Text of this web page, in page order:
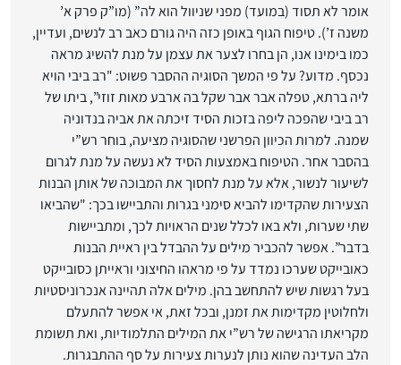
אומר לא תסוד (במועד) מפני שניוול הוא לה” (מו”ק פרק א’
משנה ז’). טיפוח הגוף באופן כזה היה גורם כאב רב לנשים, ועדיין,
כמו בימינו אנו, הן בחרו לצער את עצמן על מנת להשיג מראה
נכסף. מדוע? על פי המשך הסוגיה ההסבר פשוט: "רב ביבי הויא
ליה ברתא, טפלה אבר אבר שקל בה ארבע מאות זוזי”, ביתו של
רב ביבי שהפכה ליפה בזכות הסיד זיכתה את אביה בנדוניה
שמנה. למרות הכיוון הפרשני שהסוגיה מציעה, בוחר רש”י
בהסבר אחר. הטיפוח באמצעות הסיד לא נעשה על מנת לגרום
לשיעור לנשור, אלא על מנת לחסוך את המבוכה של אותן הבנות
הצעירות שהקדימו להביא סימני בגרות והתביישו בכך: "שהביאו
שתי שערות, ולא באו לכלל שנים הראויות לכך, ומתביישות
בדבר”. אפשר להכביר מילים על ההבדל בין ראיית הבנות
כאובייקט שערכו נמדד על פי מראהו החיצוני וראייתן כסובייקט
בעל רגשות שיש להתחשב בהן. מילים אלה תהיינה אנכרוניסטיות
ולחלוטין מקדימות את זמנן, ובכל זאת, אי אפשר להתעלם
מקריאתו הרגישה של רש”י את המילים התלמודיות, ואת תשומת
הלב העדינה שהוא נותן לנערות צעירות על סף ההתבגרות.